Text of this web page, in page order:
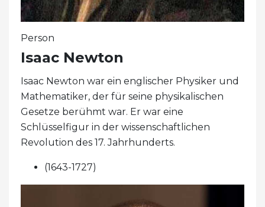
Person
Isaac Newton
Isaac Newton war ein englischer Physiker und
Mathematiker, der für seine physikalischen
Gesetze berühmt war. Er war eine
Schlüsselfigur in der wissenschaftlichen
Revolution des 17. Jahrhunderts.
(1643-1727)